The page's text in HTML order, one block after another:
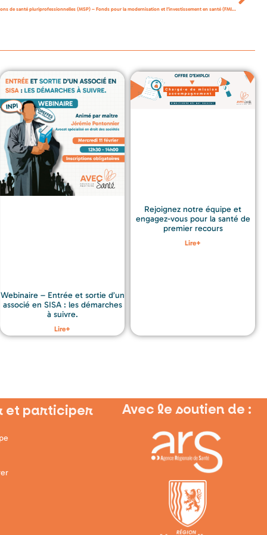
Appel à projets 2026 – Soutien aux projets immobiliers des maisons de santé pluriprofessionnelles (MSP) – Fonds pour la modernisation et l’investissement en santé (FMIS 2026)
Webinaire – Entrée et sortie d’un
associé en SISA : les démarches
à suivre.
Lire+
Rejoignez notre équipe et
engagez-vous pour la santé de
premier recours
Lire+
et participer Avec le soutien de :